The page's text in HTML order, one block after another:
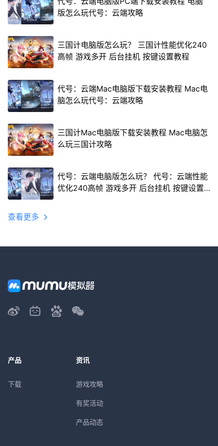
版怎么玩代号：云端攻略
三国计电脑版怎么玩？ 三国计性能优化240
高帧 游戏多开 后台挂机 按键设置教程
代号：云端Mac电脑版下载安装教程 Mac电
脑怎么玩代号：云端攻略
三国计Mac电脑版下载安装教程 Mac电脑怎
么玩三国计攻略
代号：云端电脑版怎么玩？ 代号：云端性能
优化240高帧 游戏多开 后台挂机 按键设置
查看更多
产品
下载
资讯
游戏攻略
有奖活动
产品动态